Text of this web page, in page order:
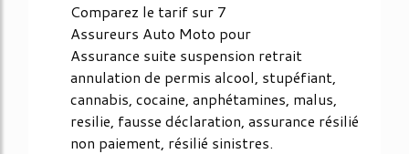
Comparez le tarif sur 7
Assureurs Auto Moto pour
Assurance suite suspension retrait
annulation de permis alcool, stupéfiant,
cannabis, cocaine, anphétamines, malus,
resilie, fausse déclaration, assurance résilié
non paiement, résilié sinistres.